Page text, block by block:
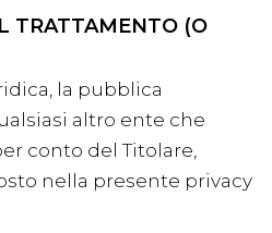
TRATTAMENTO (O
la pubblica
altro ente che
conto del Titolare,
nella presente privacy